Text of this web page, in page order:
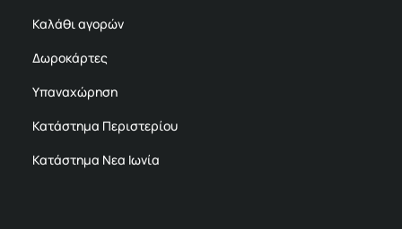
Καλάθι αγορών
Δωροκάρτες
Υπαναχώρηση
Κατάστημα Περιστερίου
Κατάστημα Νεα Ιωνία